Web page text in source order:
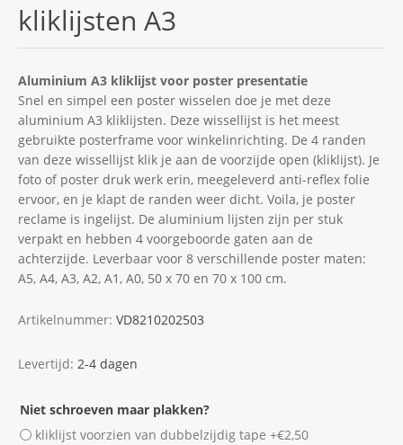
kliklijsten A3
Aluminium A3 kliklijst voor poster presentatie
Snel en simpel een poster wisselen doe je met deze
aluminium A3 kliklijsten. Deze wissellijst is het meest
gebruikte posterframe voor winkelinrichting. De 4 randen
van deze wissellijst klik je aan de voorzijde open (kliklijst). Je
foto of poster druk werk erin, meegeleverd anti-reflex folie
ervoor, en je klapt de randen weer dicht. Voila, je poster
reclame is ingelijst. De aluminium lijsten zijn per stuk
verpakt en hebben 4 voorgeboorde gaten aan de
achterzijde. Leverbaar voor 8 verschillende poster maten:
A5, A4, A3, A2, A1, A0, 50 x 70 en 70 x 100 cm.
Artikelnummer: VD8210202503
Levertijd: 2-4 dagen
Niet schroeven maar plakken?
kliklijst voorzien van dubbelzijdig tape +€2,50